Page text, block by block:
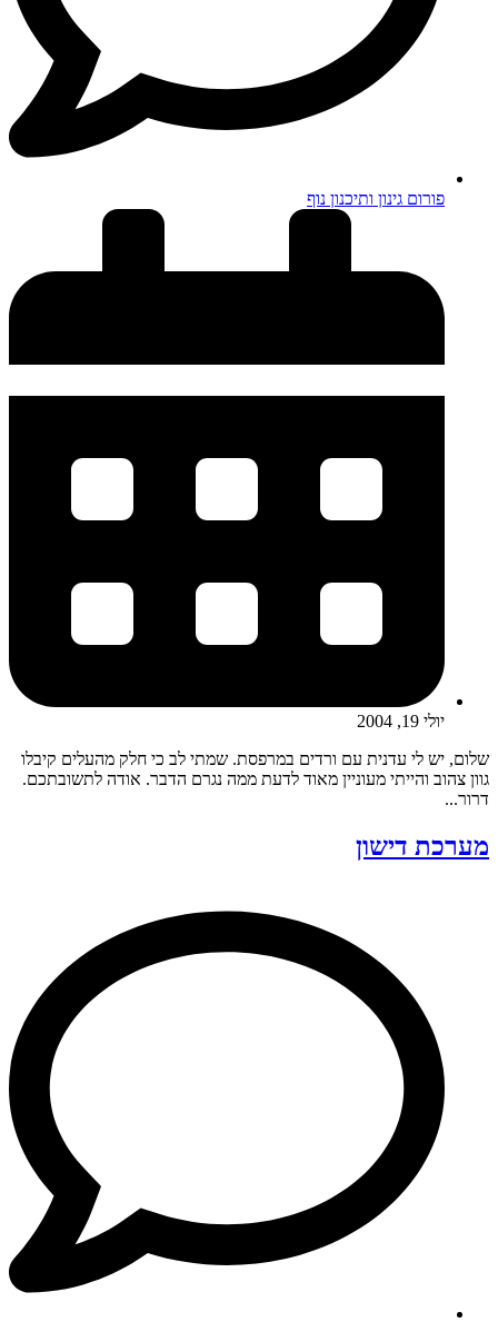
פורום גינון ותיכנון נוף
יולי 19, 2004
שלום, יש לי עדנית עם ורדים במרפסת. שמתי לב כי חלק מהעלים קיבלו
גוון צהוב והייתי מעוניין מאוד לדעת ממה נגרם הדבר. אודה לתשובתכם.
דרור...
מערכת דישון